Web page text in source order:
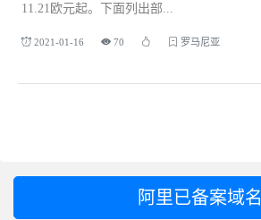
11.21欧元起。下面列出部...
2021-01-16 70 罗马尼亚
阿里已备案域名